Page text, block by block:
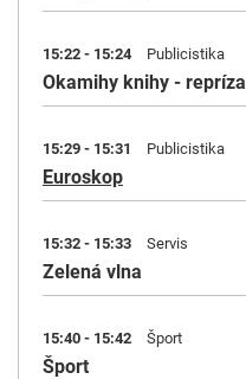
15:22 - 15:24 Publicistika
Okamihy knihy - repríza
15:29 - 15:31 Publicistika
Euroskop
15:32 - 15:33 Servis
Zelená vlna
15:40 - 15:42 Šport
Šport